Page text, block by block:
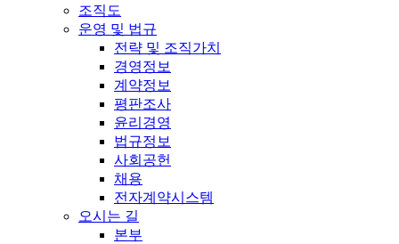
조직도
운영 및 법규
전략 및 조직가치
경영정보
계약정보
평판조사
윤리경영
법규정보
사회공헌
채용
전자계약시스템
오시는 길
본부